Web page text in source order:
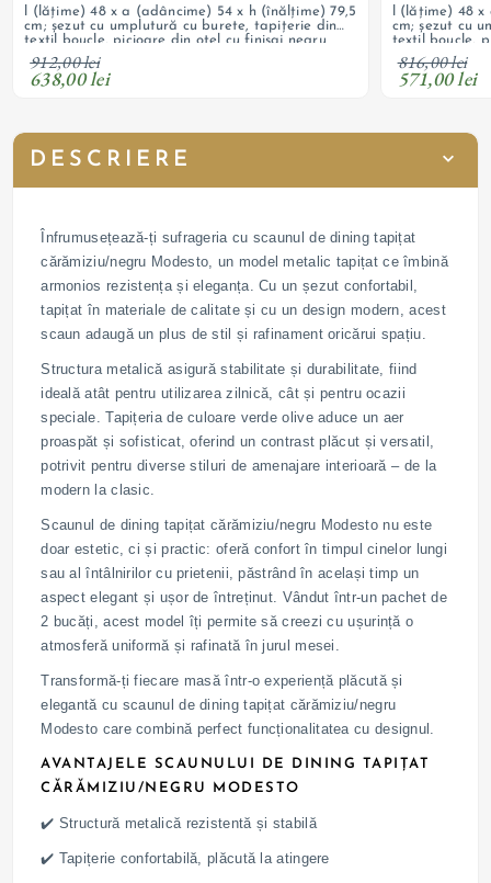
l (lățime) 48 x a (adâncime) 54 x h (înălțime) 79,5
cm; șezut cu umplutură cu burete, tapițerie din
textil boucle, picioare din oțel cu finisaj negru
912,00 lei
638,00 lei
l (lățime) 48
cm; șezut cu
textil boucle,
natur
816,00 lei
571,00 lei
DESCRIERE
Înfrumusețează-ți sufrageria cu scaunul de dining tapițat
cărămiziu/negru Modesto, un model metalic tapițat ce îmbină
armonios rezistența și eleganța. Cu un șezut confortabil,
tapițat în materiale de calitate și cu un design modern, acest
scaun adaugă un plus de stil și rafinament oricărui spațiu.
Structura metalică asigură stabilitate și durabilitate, fiind
ideală atât pentru utilizarea zilnică, cât și pentru ocazii
speciale. Tapițeria de culoare verde olive aduce un aer
proaspăt și sofisticat, oferind un contrast plăcut și versatil,
potrivit pentru diverse stiluri de amenajare interioară – de la
modern la clasic.
Scaunul de dining tapițat cărămiziu/negru Modesto nu este
doar estetic, ci și practic: oferă confort în timpul cinelor lungi
sau al întâlnirilor cu prietenii, păstrând în același timp un
aspect elegant și ușor de întreținut. Vândut într-un pachet de
2 bucăți, acest model îți permite să creezi cu ușurință o
atmosferă uniformă și rafinată în jurul mesei.
Transformă-ți fiecare masă într-o experiență plăcută și
elegantă cu scaunul de dining tapițat cărămiziu/negru
Modesto care combină perfect funcționalitatea cu designul.
AVANTAJELE SCAUNULUI DE DINING TAPIȚAT
CĂRĂMIZIU/NEGRU MODESTO
✔️ Structură metalică rezistentă și stabilă
✔️ Tapițerie confortabilă, plăcută la atingere